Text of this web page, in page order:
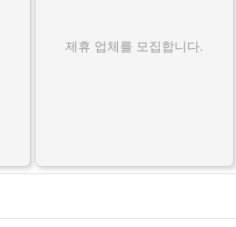
제휴 업체를 모집합니다.